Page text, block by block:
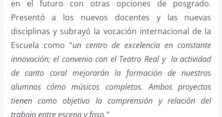
en el futuro con otras opciones de posgrado.
Presentó a los nuevos docentes y las nuevas
disciplinas y subrayó la vocación internacional de la
Escuela como “un centro de excelencia en constante
innovación; el convenio con el Teatro Real y la actividad
de canto coral mejorarán la formación de nuestros
alumnos cómo músicos completos. Ambos proyectos
tienen como objetivo la comprensión y relación del
trabajo entre escena y foso.”